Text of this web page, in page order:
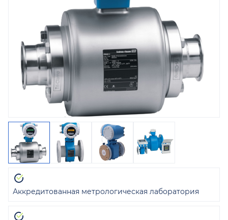
Аккредитованная метрологическая лаборатория